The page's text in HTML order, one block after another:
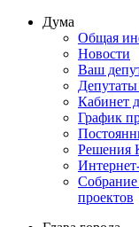
Дума
Общая
Новости
Ваш
Кабинет
График
Решения
проектов